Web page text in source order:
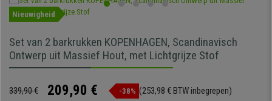
Nieuwigheid
Set van 2 barkrukken KOPENHAGEN, Scandinavisch
Ontwerp uit Massief Hout, met Lichtgrijze Stof
339,90 € 209,90 € -38% (253,98 € BTW inbegrepen)